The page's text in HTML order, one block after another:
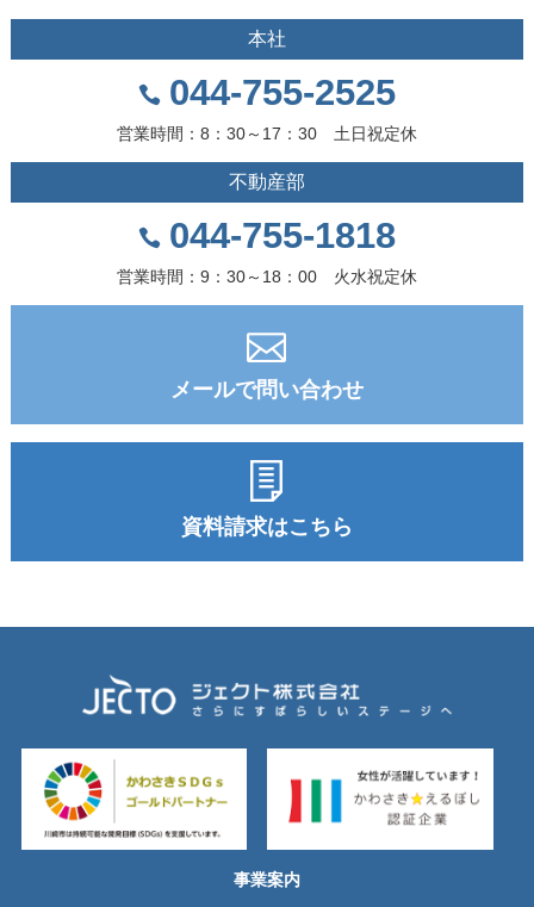
本社
044-755-2525
営業時間：8：30～17：30 土日祝定休
不動産部
044-755-1818
営業時間：9：30～18：00 火水祝定休
メールで問い合わせ
資料請求はこちら
事業案内